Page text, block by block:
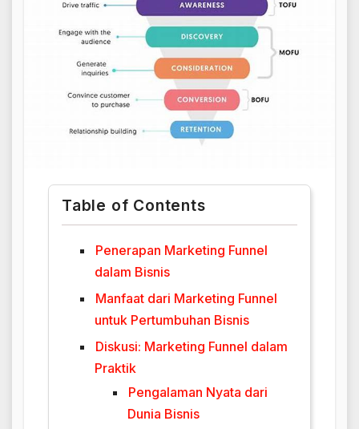
Table of Contents
Penerapan Marketing Funnel
dalam Bisnis
Manfaat dari Marketing Funnel
untuk Pertumbuhan Bisnis
Diskusi: Marketing Funnel dalam
Praktik
Pengalaman Nyata dari
Dunia Bisnis